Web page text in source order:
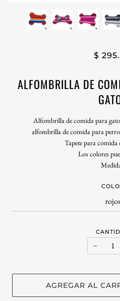
$
ALFOMBRILLA DE
Alfombrilla de comida para
alfombrilla de comida para
Tapete para comida
Los colores
−
AGREGAR AL